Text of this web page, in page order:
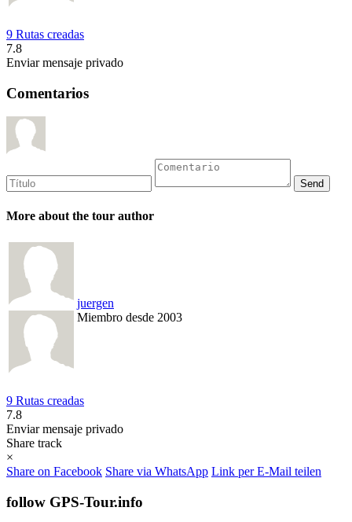
9 Rutas creadas
7.8
Enviar mensaje privado
Comentarios
More about the tour author
juergen
Miembro desde 2003
9 Rutas creadas
7.8
Enviar mensaje privado
Share track
×
Share on Facebook Share via WhatsApp Link per E-Mail teilen
follow GPS-Tour.info